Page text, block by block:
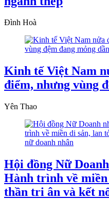
Đình Hoà
Kinh tế Việt Nam
điểm, nhưng vùng
Yên Thao
Hội đồng Nữ
Hành trình về
thần tri ân và kết